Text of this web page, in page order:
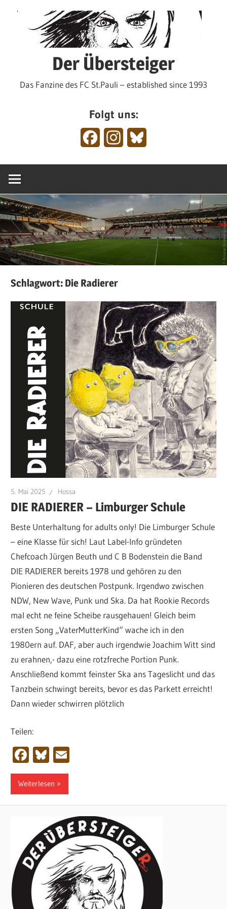
Der Übersteiger
Das Fanzine des FC St.Pauli – established since 1993
Folgt uns:
FacebookInstagram
Schlagwort: Die Radierer
5. Mai 2025 Hossa
DIE RADIERER – Limburger Schule
Beste Unterhaltung for adults only! Die Limburger Schule
– eine Klasse für sich! Laut Label-Info gründeten
Chefcoach Jürgen Beuth und C B Bodenstein die Band
DIE RADIERER bereits 1978 und gehören zu den
Pionieren des deutschen Postpunk. Irgendwo zwischen
NDW, New Wave, Punk und Ska. Da hat Rookie Records
mal echt ne feine Scheibe rausgehauen! Gleich beim
ersten Song „VaterMutterKind“ wache ich in den
1980ern auf. DAF, aber auch irgendwie Joachim Witt sind
zu erahnen,- dazu eine rotzfreche Portion Punk.
Anschließend kommt feinster Ska ans Tageslicht und das
Tanzbein schwingt bereits, bevor es das Parkett erreicht!
Dann wieder schwirren plötzlich
Teilen:
Facebook
Bluesky
Weiterlesen